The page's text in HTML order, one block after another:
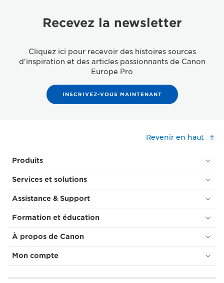
Recevez la newsletter
Cliquez ici pour recevoir des histoires sources
d'inspiration et des articles passionnants de Canon
Europe Pro
INSCRIVEZ-VOUS MAINTENANT
Revenir en haut
Produits
Services et solutions
Assistance & Support
Formation et éducation
À propos de Canon
Mon compte